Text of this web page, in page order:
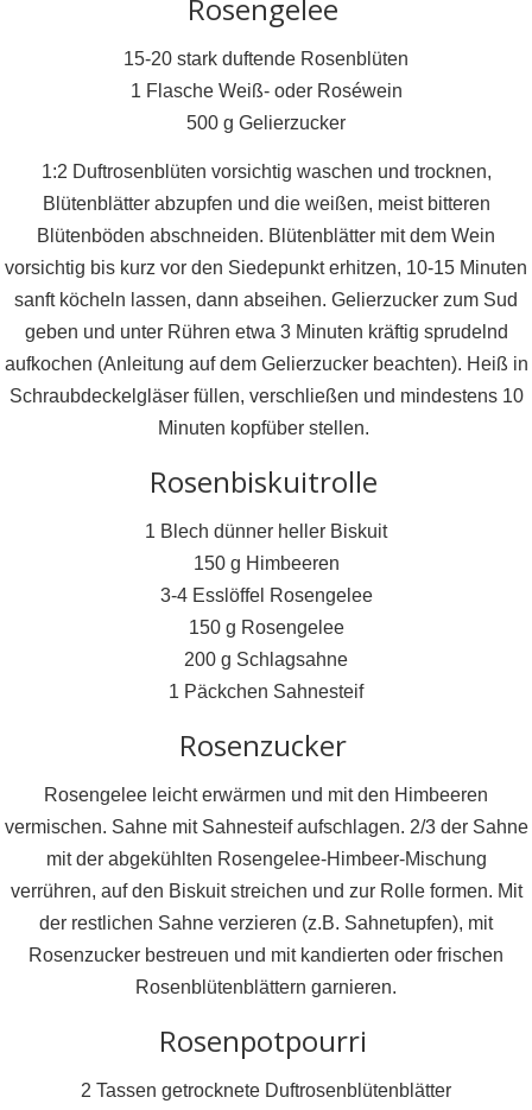
Rosengelee
15-20 stark duftende Rosenblüten
1 Flasche Weiß- oder Roséwein
500 g Gelierzucker
1:2 Duftrosenblüten vorsichtig waschen und trocknen,
Blütenblätter abzupfen und die weißen, meist bitteren
Blütenböden abschneiden. Blütenblätter mit dem Wein
vorsichtig bis kurz vor den Siedepunkt erhitzen, 10-15 Minuten
sanft köcheln lassen, dann abseihen. Gelierzucker zum Sud
geben und unter Rühren etwa 3 Minuten kräftig sprudelnd
aufkochen (Anleitung auf dem Gelierzucker beachten). Heiß in
Schraubdeckelgläser füllen, verschließen und mindestens 10
Minuten kopfüber stellen.
Rosenbiskuitrolle
1 Blech dünner heller Biskuit
150 g Himbeeren
3-4 Esslöffel Rosengelee
150 g Rosengelee
200 g Schlagsahne
1 Päckchen Sahnesteif
Rosenzucker
Rosengelee leicht erwärmen und mit den Himbeeren
vermischen. Sahne mit Sahnesteif aufschlagen. 2/3 der Sahne
mit der abgekühlten Rosengelee-Himbeer-Mischung
verrühren, auf den Biskuit streichen und zur Rolle formen. Mit
der restlichen Sahne verzieren (z.B. Sahnetupfen), mit
Rosenzucker bestreuen und mit kandierten oder frischen
Rosenblütenblättern garnieren.
Rosenpotpourri
2 Tassen getrocknete Duftrosenblütenblätter